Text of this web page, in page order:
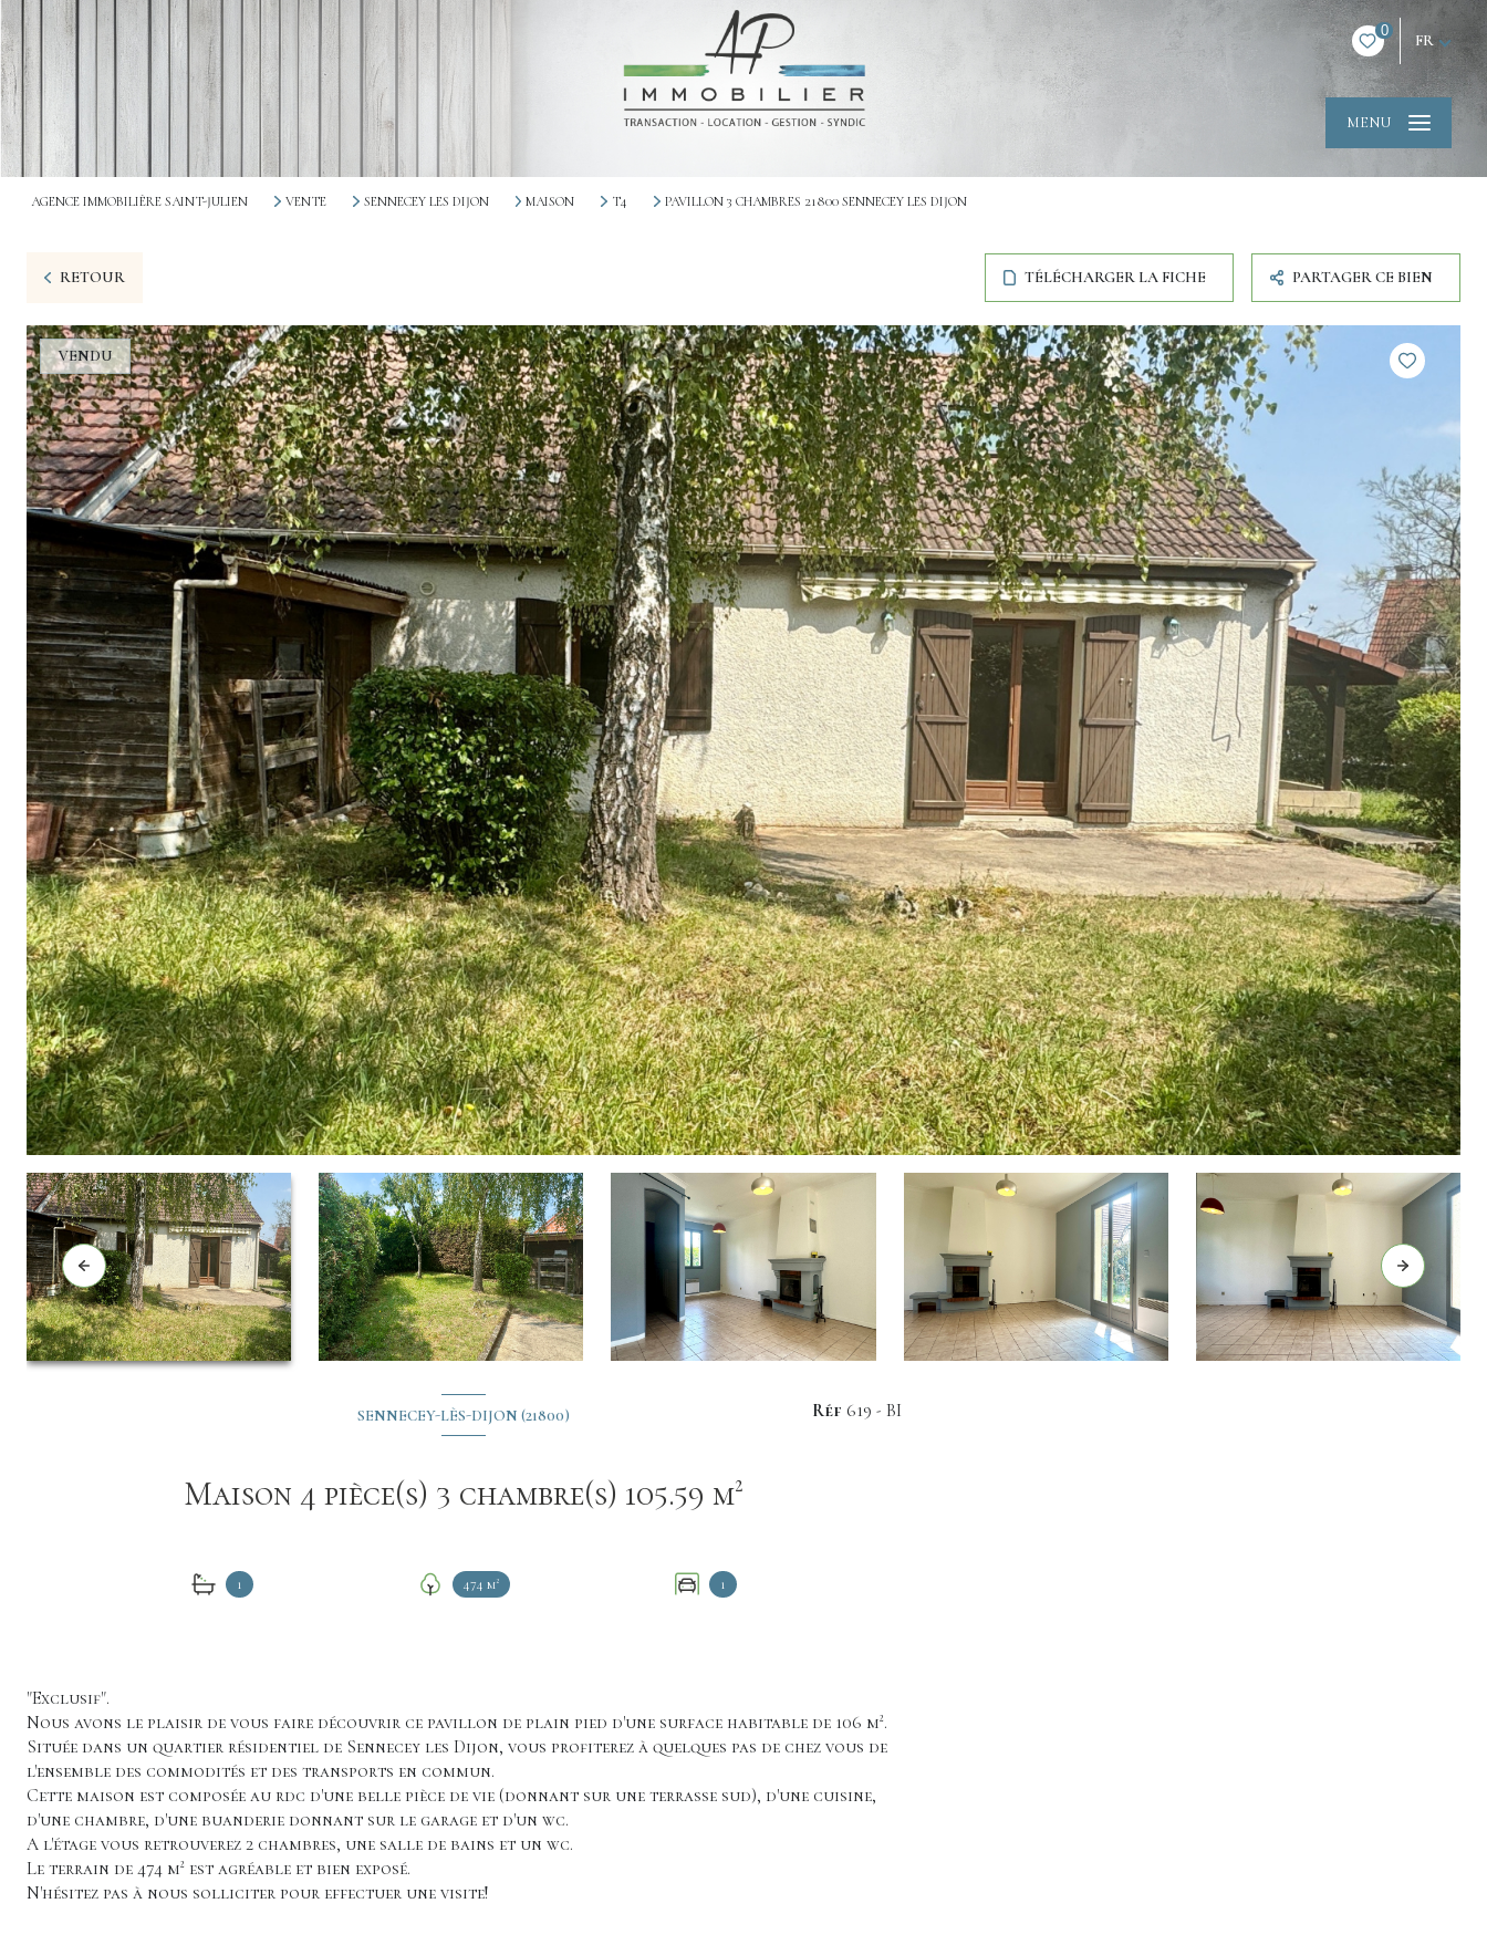
0
FR
MENU
AGENCE IMMOBILIÈRE SAINT-JULIEN VENTE SENNECEY LES DIJON MAISON T4 PAVILLON 3 CHAMBRES 21800 SENNECEY LES DIJON
RETOUR TÉLÉCHARGER LA FICHE PARTAGER CE BIEN
VENDU
SENNECEY-LÈS-DIJON (21800)
Maison 4 pièce(s) 3 chambre(s) 105.59 m²
1 474 m² 1
Réf 619 - BI
"Exclusif".
Nous avons le plaisir de vous faire découvrir ce pavillon de plain pied d'une surface habitable de 106 m².
Située dans un quartier résidentiel de Sennecey les Dijon, vous profiterez à quelques pas de chez vous de
l'ensemble des commodités et des transports en commun.
Cette maison est composée au rdc d'une belle pièce de vie (donnant sur une terrasse sud), d'une cuisine,
d'une chambre, d'une buanderie donnant sur le garage et d'un wc.
A l'étage vous retrouverez 2 chambres, une salle de bains et un wc.
Le terrain de 474 m² est agréable et bien exposé.
N'hésitez pas à nous solliciter pour effectuer une visite!